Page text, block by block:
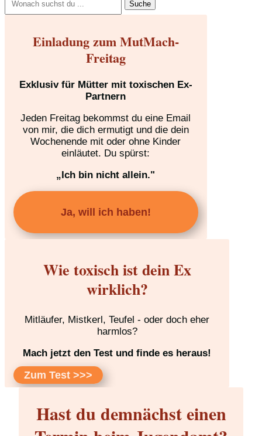
nach:
Einladung zum MutMach-
Freitag
Exklusiv für Mütter mit toxischen Ex-
Partnern
Jeden Freitag bekommst du eine Email
von mir, die dich ermutigt und die dein
Wochenende mit oder ohne Kinder
einläutet. Du spürst:
„Ich bin nicht allein."
Ja, will ich haben!
Wie toxisch ist dein Ex
wirklich?
Mitläufer, Mistkerl, Teufel - oder doch eher
harmlos?
Mach jetzt den Test und finde es heraus!
Zum Test >>>
Hast du demnächst einen